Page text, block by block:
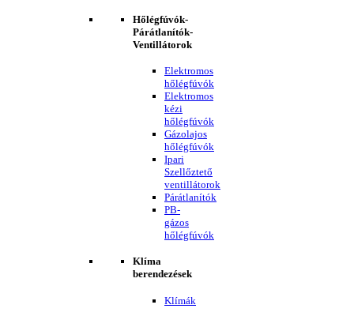
Hőlégfúvók-
Párátlanítók-
Ventillátorok
Elektromos
hőlégfúvók
Elektromos
kézi
hőlégfúvók
Gázolajos
hőlégfúvók
Ipari
Szellőztető
ventillátorok
Párátlanítók
PB-
gázos
hőlégfúvók
Klíma
berendezések
Klímák